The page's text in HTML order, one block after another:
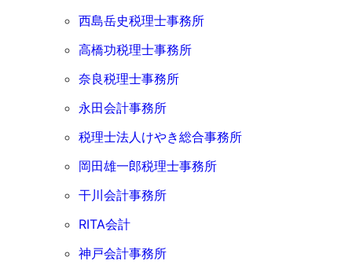
西島岳史税理士事務所
高橋功税理士事務所
奈良税理士事務所
永田会計事務所
税理士法人けやき総合事務所
岡田雄一郎税理士事務所
干川会計事務所
RITA会計
神戸会計事務所